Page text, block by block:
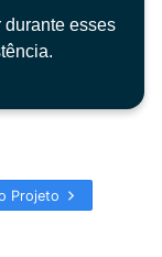
durante esses
Projeto